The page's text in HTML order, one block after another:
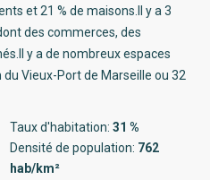
et 21 % de maisons.Il y a 3
des commerces, des
y a de nombreux espaces
Vieux-Port de Marseille ou 32
Taux d'habitation: 31 %
Densité de population: 762
hab/km²